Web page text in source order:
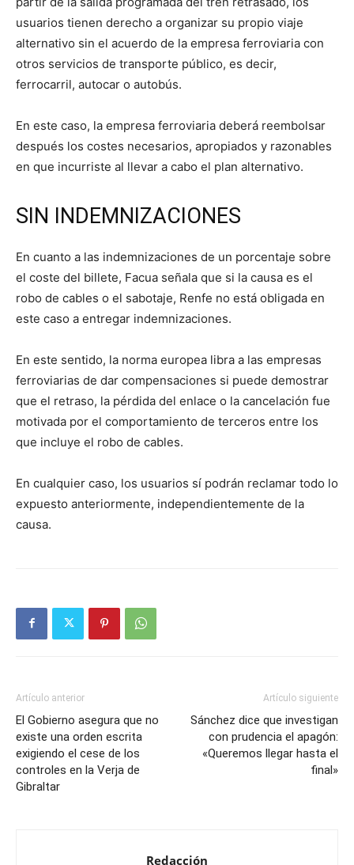
usuarios tienen derecho a organizar su propio viaje
alternativo sin el acuerdo de la empresa ferroviaria con
otros servicios de transporte público, es decir,
ferrocarril, autocar o autobús.
En este caso, la empresa ferroviaria deberá reembolsar
después los costes necesarios, apropiados y razonables
en que incurriste al llevar a cabo el plan alternativo.
SIN INDEMNIZACIONES
En cuanto a las indemnizaciones de un porcentaje sobre
el coste del billete, Facua señala que si la causa es el
robo de cables o el sabotaje, Renfe no está obligada en
este caso a entregar indemnizaciones.
En este sentido, la norma europea libra a las empresas
ferroviarias de dar compensaciones si puede demostrar
que el retraso, la pérdida del enlace o la cancelación fue
motivada por el comportamiento de terceros entre los
que incluye el robo de cables.
En cualquier caso, los usuarios sí podrán reclamar todo lo
expuesto anteriormente, independientemente de la
causa.
Artículo anterior
El Gobierno asegura que no
existe una orden escrita
exigiendo el cese de los
controles en la Verja de
Gibraltar
Artículo siguiente
Sánchez dice que investigan
con prudencia el apagón:
«Queremos llegar hasta el
final»
Redacción